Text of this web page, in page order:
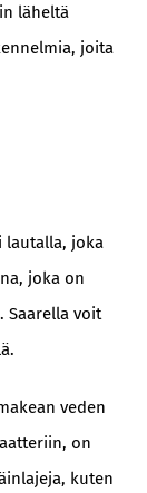
läheltä
joita
lautalla, joka
joka on
Saarella voit
veden
on
kuten